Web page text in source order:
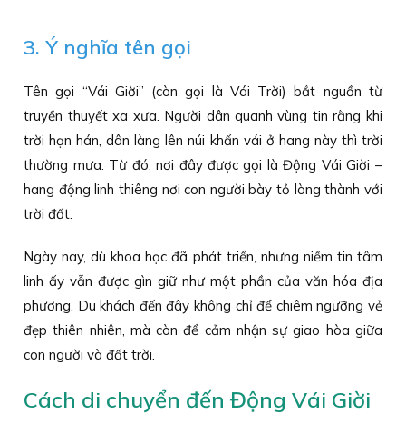
3. Ý nghĩa tên gọi
Tên gọi “Vái Giời” (còn gọi là Vái Trời) bắt nguồn từ
truyền thuyết xa xưa. Người dân quanh vùng tin rằng khi
trời hạn hán, dân làng lên núi khấn vái ở hang này thì trời
thường mưa. Từ đó, nơi đây được gọi là Động Vái Giời –
hang động linh thiêng nơi con người bày tỏ lòng thành với
trời đất.
Ngày nay, dù khoa học đã phát triển, nhưng niềm tin tâm
linh ấy vẫn được gìn giữ như một phần của văn hóa địa
phương. Du khách đến đây không chỉ để chiêm ngưỡng vẻ
đẹp thiên nhiên, mà còn để cảm nhận sự giao hòa giữa
con người và đất trời.
Cách di chuyển đến Động Vái Giời